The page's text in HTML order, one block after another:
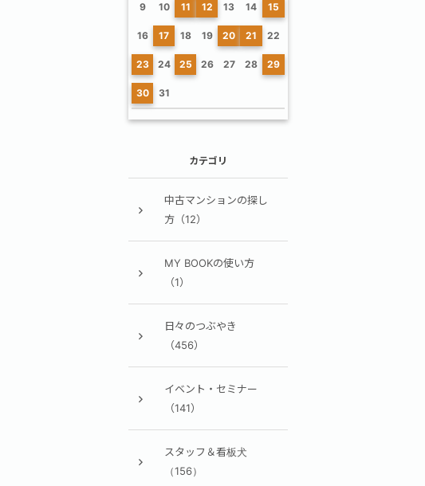
9 10 11 12 13 14 15
16 17 18 19 20 21 22
23 24 25 26 27 28 29
30 31
カテゴリ
中古マンションの探し
方（12）
MY BOOKの使い方
（1）
日々のつぶやき
（456）
イベント・セミナー
（141）
スタッフ＆看板犬
（156）